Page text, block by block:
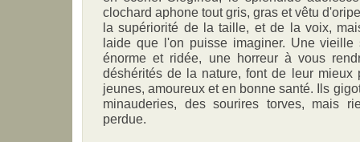
clochard aphone tout gris, gras et vêtu
la supériorité de la taille, et de la voix,
laide que l'on puisse imaginer. Une vieille
énorme et ridée, une horreur à vous
déshérités de la nature, font de leur mieux
jeunes, amoureux et en bonne santé. Ils
minauderies, des sourires torves, mais
perdue.